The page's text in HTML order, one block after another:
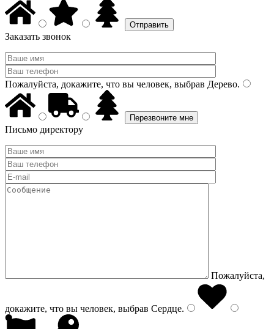
Заказать звонок
Пожалуйста, докажите, что вы человек, выбрав Дерево.
Письмо директору
Пожалуйста,
докажите, что вы человек, выбрав Сердце.